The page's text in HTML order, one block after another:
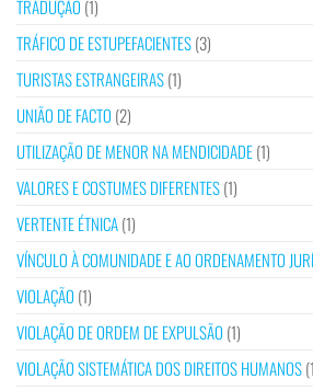
TRADUÇÃO (1)
TRÁFICO DE ESTUPEFACIENTES(3)
TURISTAS ESTRANGEIRAS(1)
UNIÃO DE FACTO (2)
UTILIZAÇÃO DE MENOR NA MENDICIDADE(1)
VALORES E COSTUMES DIFERENTES(1)
VERTENTE ÉTNICA(1)
VÍNCULO À COMUNIDADE E AO ORDENAMENTO
VIOLAÇÃO (1)
VIOLAÇÃO DE ORDEM DE EXPULSÃO (1)
VIOLAÇÃO SISTEMÁTICA DOS DIREITOS HUMANOS